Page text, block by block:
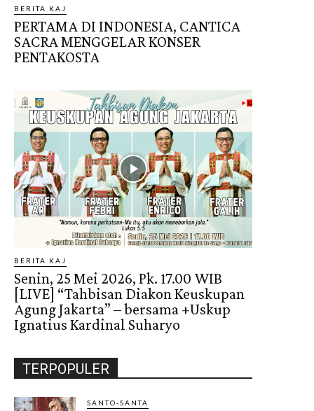
BERITA KAJ
PERTAMA DI INDONESIA, CANTICA
SACRA MENGGELAR KONSER
PENTAKOSTA
BERITA KAJ
Senin, 25 Mei 2026, Pk. 17.00 WIB
[LIVE] “Tahbisan Diakon Keuskupan
Agung Jakarta” – bersama +Uskup
Ignatius Kardinal Suharyo
TERPOPULER
SANTO-SANTA